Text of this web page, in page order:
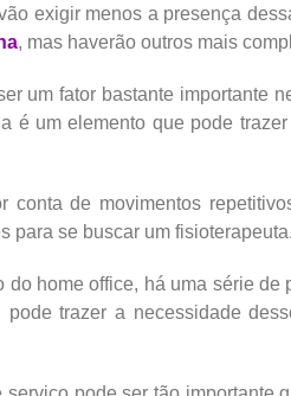
exigir menos a presença
, mas haverão outros mais
um fator bastante importante
é um elemento que pode
conta de movimentos
para se buscar um fisioterapeuta.
home office, há uma série de
trazer a necessidade